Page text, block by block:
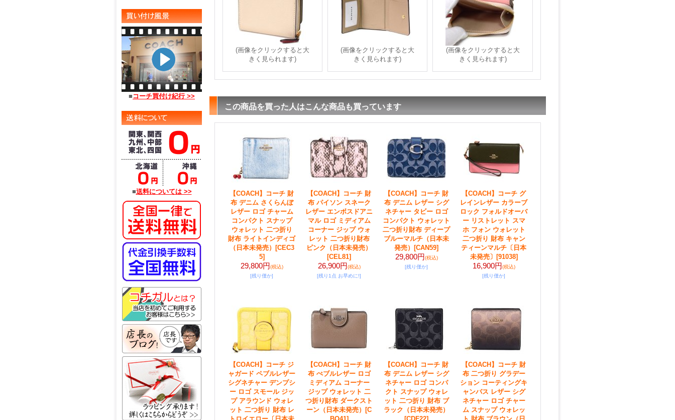
■ コーチ買付け紀行 >>
■送料については >>
(画像をクリックすると大
きく見られます)
(画像をクリックすると大
きく見られます)
(画像をクリックすると大
きく見られます)
この商品を買った人はこんな商品も買っています
【COACH】コーチ 財
布 デニム さくらんぼ
レザー ロゴ チャーム
コンパクト スナップ
ウォレット 二つ折り
財布 ライトインディゴ
（日本未発売）
[CEC3
5]
29,800円(税込)
[残り僅か]
【COACH】コーチ 財
布 パイソン スネーク
レザー エンボスドアニ
マル ロゴ ミディアム
コーナー ジップ ウォ
レット 二つ折り財布
ピンク（日本未発売）
[CEL81]
26,900円(税込)
[残り1点 お早めに!]
【COACH】コーチ 財
布 デニム レザー シグ
ネチャー タビー ロゴ
コンパクト ウォレット
二つ折り財布 ディープ
ブルーマルチ（日本未
発売）
[CAN59]
29,800円(税込)
[残り僅か]
【COACH】コーチ グ
レインレザー カラーブ
ロック フォルドオーバ
ー リストレット スマ
ホ フォン ウォレット
二つ折り 財布 キャン
ティーンマルチ〔日本
未発売〕 [91038]
16,900円(税込)
[残り僅か]
【COACH】コーチ ジ
ャガード ペブルレザー
シグネチャー デンプシ
ー ロゴ スモール ジッ
プ アラウンド ウォレ
ット 二つ折り 財布 レ
【COACH】コーチ 財
布 ぺブルレザー ロゴ
ミディアム コーナー
ジップ ウォレット 二
つ折り財布 ダークスト
ーン（日本未発売）
[C
【COACH】コーチ 財
布 デニム レザー シグ
ネチャー ロゴ コンパ
クト スナップ ウォレ
ット 二つ折り 財布 ブ
ラック（日本未発売）
【COACH】コーチ 財
布 二つ折り グラデー
ション コーティングキ
ャンバス レザー シグ
ネチャー ロゴ チャー
ム スナップ ウォレッ